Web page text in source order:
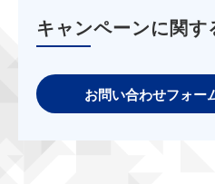
キャンペーンに関す
お問い合わせフォー